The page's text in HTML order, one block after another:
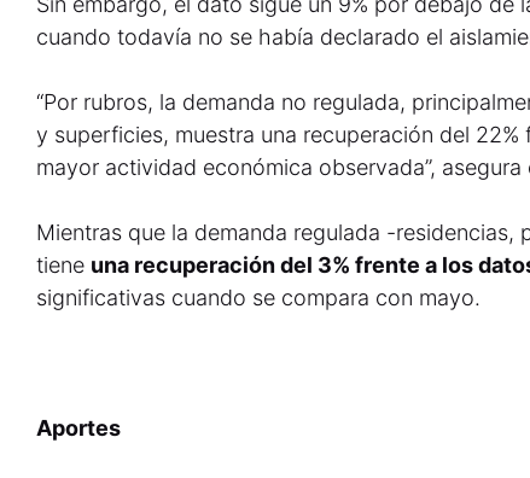
cuando todavía no se había declarado el
“Por rubros, la demanda no regulada,
y superficies, muestra una recuperación del
mayor actividad económica observada”,
Mientras que la demanda regulada -residencias,
tiene una recuperación del 3% frente a los
significativas cuando se compara con mayo.
Aportes